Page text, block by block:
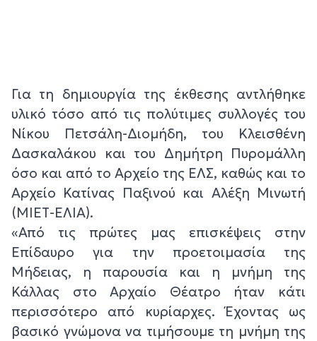
Για τη δημιουργία της έκθεσης αντλήθηκε
υλικό τόσο από τις πολύτιμες συλλογές του
Νίκου Πετσάλη-Διομήδη, του Κλεισθένη
Δασκαλάκου και του Δημήτρη Πυρομάλλη
όσο και από το Αρχείο της ΕΛΣ, καθώς και το
Αρχείο Κατίνας Παξινού και Αλέξη Μινωτή
(ΜΙΕΤ-ΕΛΙΑ).
«Από τις πρώτες μας επισκέψεις στην
Επίδαυρο για την προετοιμασία της
Μήδειας, η παρουσία και η μνήμη της
Κάλλας στο Αρχαίο Θέατρο ήταν κάτι
περισσότερο από κυρίαρχες. Έχοντας ως
βασικό γνώμονα να τιμήσουμε τη μνήμη της